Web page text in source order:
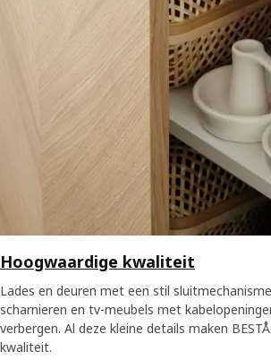
Hoogwaardige kwaliteit
Lades en deuren met een stil
scharnieren en tv-meubels met
verbergen. Al deze kleine details maken
kwaliteit.